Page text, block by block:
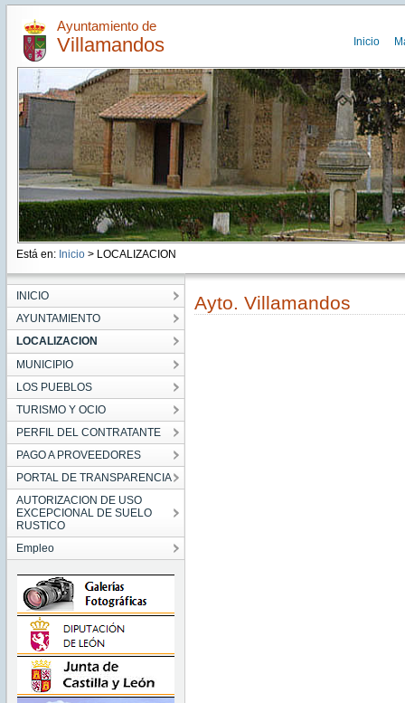
Ayuntamiento de
Villamandos Inicio
Está en: Inicio > LOCALIZACION
INICIO
AYUNTAMIENTO
LOCALIZACION
MUNICIPIO
LOS PUEBLOS
TURISMO Y OCIO
PERFIL DEL CONTRATANTE
PAGO A PROVEEDORES
PORTAL DE TRANSPARENCIA
AUTORIZACION DE USO
EXCEPCIONAL DE SUELO
RUSTICO
Empleo
Ayto. Villamandos